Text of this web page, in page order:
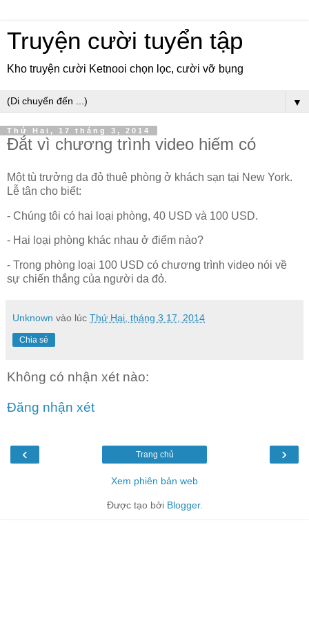
Truyện cười tuyển tập
Kho truyện cười Ketnooi chọn lọc, cười vỡ bụng
▼
Thứ Hai, 17 tháng 3, 2014
Đắt vì chương trình video hiếm có
Một tù trưởng da đỏ thuê phòng ở khách sạn tại New York.
Lễ tân cho biết:
- Chúng tôi có hai loại phòng, 40 USD và 100 USD.
- Hai loại phòng khác nhau ở điểm nào?
- Trong phòng loại 100 USD có chương trình video nói về
sự chiến thắng của người da đỏ.
Unknown vào lúc Thứ Hai, tháng 3 17, 2014
Chia sẻ
Không có nhận xét nào:
Đăng nhận xét
‹ ›
Trang chủ
Xem phiên bản web
Được tạo bởi Blogger.